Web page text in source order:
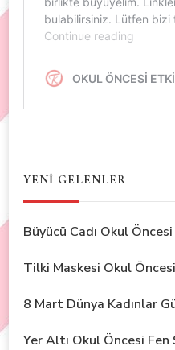
YENİ GELENLER
Büyücü Cadı Okul
Tilki Maskesi Okul
8 Mart Dünya Kadınlar
Yer Altı Okul Öncesi